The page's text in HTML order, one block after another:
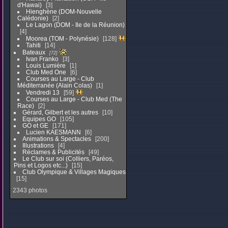
d'Hawai)
3
Hienghène (DOM-Nouvelle
Calédonie)
2
Le Lagon (DOM - Ile de la Réunion)
4
Moorea (TOM - Polynésie)
128
Tahiti
14
Bateaux
72
Ivan Franko
3
Louis Lumière
1
Club Med One
6
Courses au Large - Club
Méditerranée (Alain Colas)
1
Vendredi 13
59
Courses au Large - Club Med (The
Race)
2
Gérard, Gilbert et les autres
10
Equipes GO
105
GO et GE
171
Lucien KAESMANN
6
Animations & Spectacles
200
Illustrations
4
Réclames & Publicités
49
Le Club sur soi (Colliers, Paréos,
Pins et Logos etc...)
15
Club Olympique & Villages Magiques
15
2343 photos